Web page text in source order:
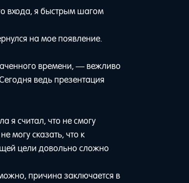
входа, я быстрым шагом
на мое появление.
времени, — вежливо
ведь презентация
я считал, что не смогу
могу сказать, что к
цели довольно сложно
причина заключается в